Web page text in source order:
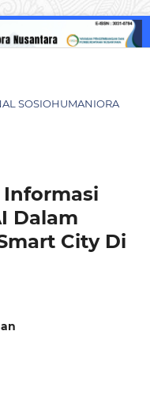
SOSIOHUMANIORA
Dalam
City Di